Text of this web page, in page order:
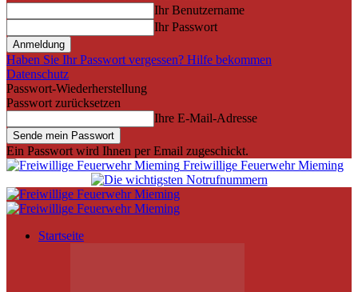
Ihr Benutzername
Ihr Passwort
Haben Sie Ihr Passwort vergessen? Hilfe bekommen
Datenschutz
Passwort-Wiederherstellung
Passwort zurücksetzen
Ihre E-Mail-Adresse
Ein Passwort wird Ihnen per Email zugeschickt.
Freiwillige Feuerwehr Mieming
Startseite